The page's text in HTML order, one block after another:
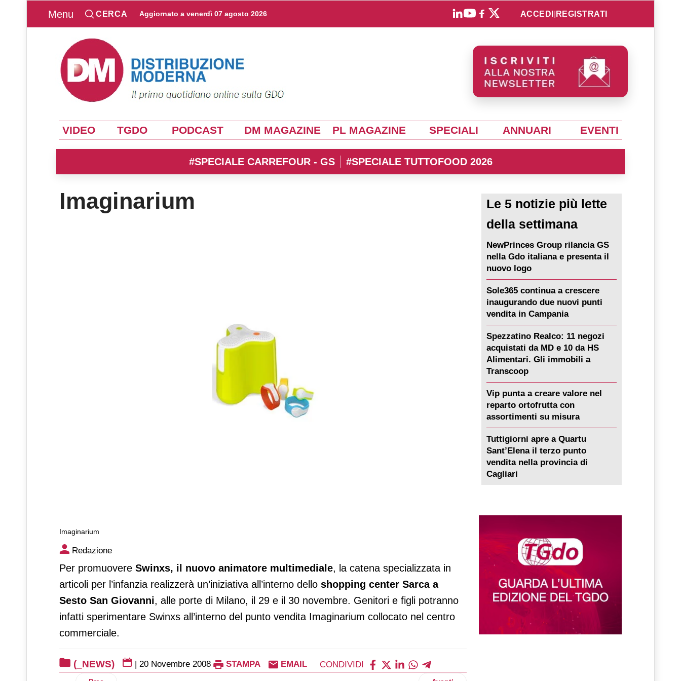
Menu CERCA Aggiornato a venerdì 07 agosto 2026 ACCEDI REGISTRATI
VIDEO TGDO PODCAST DM MAGAZINE PL MAGAZINE SPECIALI ANNUARI EVENTI
#SPECIALE CARREFOUR - GS #SPECIALE TUTTOFOOD 2026
Imaginarium
Imaginarium
Imaginarium
Redazione
Per promuovere Swinxs, il nuovo animatore multimediale, la catena specializzata in
articoli per l’infanzia realizzerà un’iniziativa all’interno dello shopping center Sarca a
Sesto San Giovanni, alle porte di Milano, il 29 e il 30 novembre. Genitori e figli potranno
infatti sperimentare Swinxs all’interno del punto vendita Imaginarium collocato nel centro
commerciale.
(_NEWS) | 20 Novembre 2008 STAMPA EMAIL CONDIVIDI
Le 5 notizie più lette
della settimana
NewPrinces Group rilancia GS
nella Gdo italiana e presenta il
nuovo logo
Sole365 continua a crescere
inaugurando due nuovi punti
vendita in Campania
Spezzatino Realco: 11 negozi
acquistati da MD e 10 da HS
Alimentari. Gli immobili a
Transcoop
Vip punta a creare valore nel
reparto ortofrutta con
assortimenti su misura
Tuttigiorni apre a Quartu
Sant’Elena il terzo punto
vendita nella provincia di
Cagliari